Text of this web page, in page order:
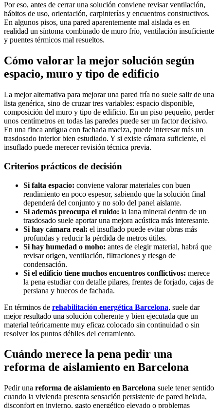
Por eso, antes de cerrar una solución conviene revisar ventilación,
hábitos de uso, orientación, carpinterías y encuentros constructivos.
En algunos pisos, una pared aparentemente mal aislada es en
realidad un síntoma combinado de muro frío, ventilación insuficiente
y puentes térmicos mal resueltos.
Cómo valorar la mejor solución según
espacio, muro y tipo de edificio
La mejor alternativa para mejorar una pared fría no suele salir de una
lista genérica, sino de cruzar tres variables: espacio disponible,
composición del muro y tipo de edificio. En un piso pequeño, perder
unos centímetros en todas las paredes puede ser un factor decisivo.
En una finca antigua con fachada maciza, puede interesar más un
trasdosado interior bien estudiado. Y si existe cámara suficiente, el
insuflado puede merecer revisión técnica previa.
Criterios prácticos de decisión
Si falta espacio: conviene valorar materiales con buen
rendimiento en poco espesor, sabiendo que la solución final
dependerá del conjunto y no solo del panel aislante.
Si además preocupa el ruido: la lana mineral dentro de un
trasdosado suele aportar una mejora acústica más interesante.
Si hay cámara real: el insuflado puede evitar obras más
profundas y reducir la pérdida de metros útiles.
Si hay humedad o moho: antes de elegir material, habrá que
revisar origen, ventilación, filtraciones y riesgo de
condensación.
Si el edificio tiene muchos encuentros conflictivos: merece
la pena estudiar con detalle pilares, frentes de forjado, cajas de
persiana y huecos de fachada.
En términos de rehabilitación energética Barcelona, suele dar
mejor resultado una solución coherente y bien ejecutada que un
material teóricamente muy eficaz colocado sin continuidad o sin
resolver los puntos débiles del cerramiento.
Cuándo merece la pena pedir una
reforma de aislamiento en Barcelona
Pedir una reforma de aislamiento en Barcelona suele tener sentido
cuando la vivienda presenta sensación persistente de pared helada,
disconfort en invierno, gasto energético elevado o problemas